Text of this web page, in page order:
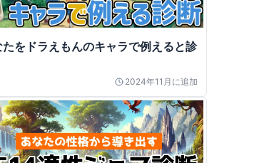
たをドラえもんのキャラで例えると診
2024年11月 に追加